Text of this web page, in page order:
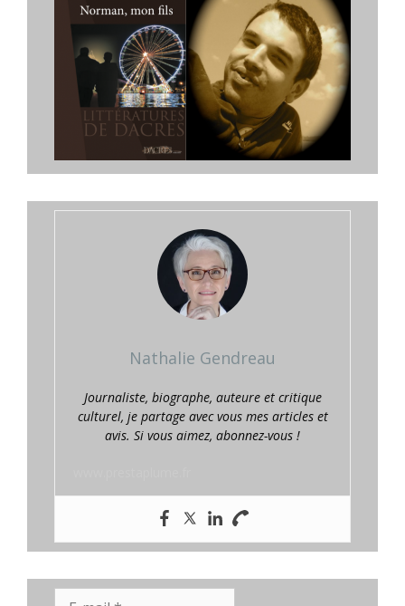
Nathalie Gendreau
Journaliste, biographe, auteure et critique
culturel, je partage avec vous mes articles et
avis. Si vous aimez, abonnez-vous !